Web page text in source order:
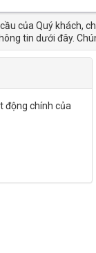
của Quý khách,
tin dưới đây.
động chính của